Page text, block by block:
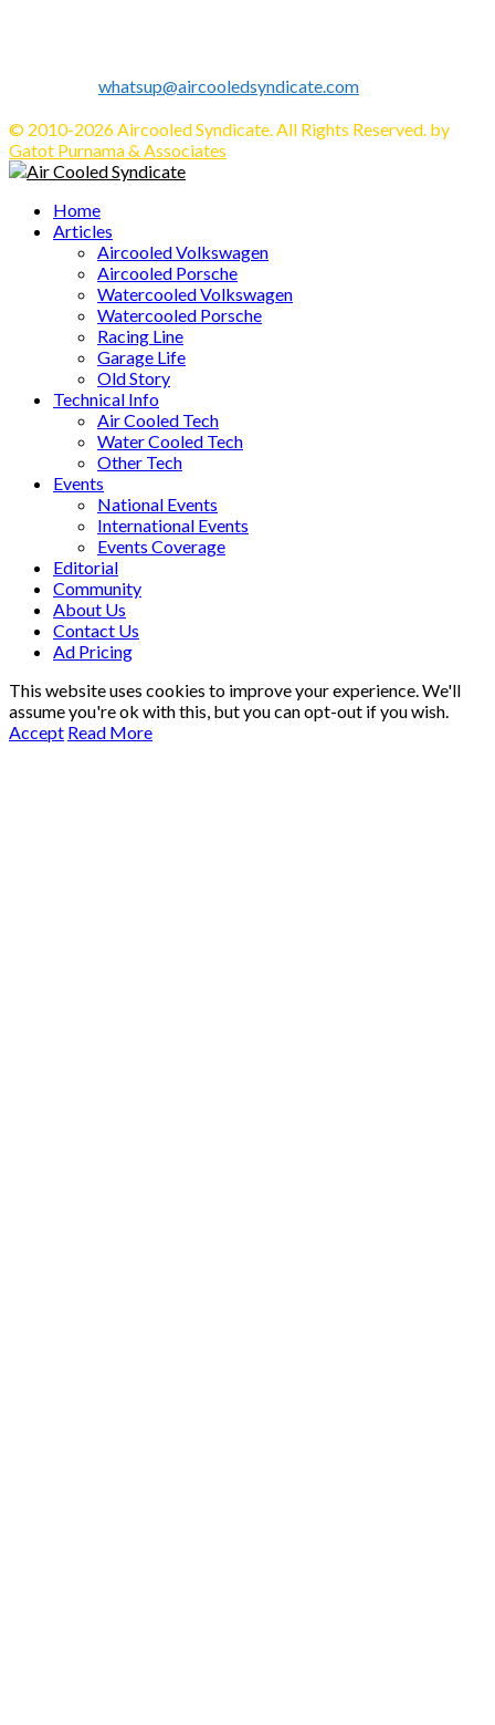
whatsup@aircooledsyndicate.com
Facebook
Twitter
Instagram
Tumblr
Youtube
Email
Whatsapp
© 2010-2026 Aircooled Syndicate. All Rights Reserved. by
Gatot Purnama & Associates
Home
Articles
Aircooled Volkswagen
Aircooled Porsche
Watercooled Volkswagen
Watercooled Porsche
Racing Line
Garage Life
Old Story
Technical Info
Air Cooled Tech
Water Cooled Tech
Other Tech
Events
National Events
International Events
Events Coverage
Editorial
Community
About Us
Contact Us
Ad Pricing
This website uses cookies to improve your experience. We'll
assume you're ok with this, but you can opt-out if you wish.
Accept Read More